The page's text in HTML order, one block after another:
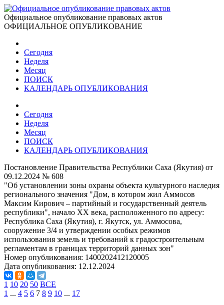
Официальное опубликование правовых актов
ОФИЦИАЛЬНОЕ ОПУБЛИКОВАНИЕ
Сегодня
Неделя
Месяц
ПОИСК
КАЛЕНДАРЬ ОПУБЛИКОВАНИЯ
Сегодня
Неделя
Месяц
ПОИСК
КАЛЕНДАРЬ ОПУБЛИКОВАНИЯ
Постановление Правительства Республики Саха (Якутия) от
09.12.2024 № 608
"Об установлении зоны охраны объекта культурного наследия
регионального значения "Дом, в котором жил Аммосов
Максим Кирович – партийный и государственный деятель
республики", начало XX века, расположенного по адресу:
Республика Саха (Якутия), г. Якутск, ул. Аммосова,
сооружение 3/4 и утверждении особых режимов
использования земель и требований к градостроительным
регламентам в границах территорий данных зон"
Номер опубликования: 1400202412120005
Дата опубликования: 12.12.2024
1 10 20 50 ВСЕ
1 ... 4 5 6 7 8 9 10 ... 17